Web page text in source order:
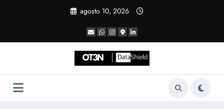
agosto 10, 2026